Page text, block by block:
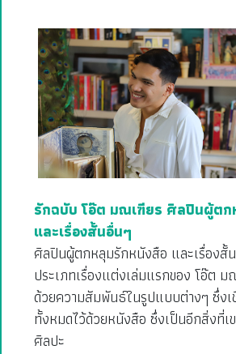
รักฉบับ โอ๊ต มณเฑียร ศิลปินผู้ต
และเรื่องสั้นอื่นๆ
ศิลปินผู้ตกหลุมรักหนังสือ และเรื่องสั้
ประเภทเรื่องแต่งเล่มแรกของ โอ๊ต
ด้วยความสัมพันธ์ในรูปแบบต่างๆ ซึ่งเ
ทั้งหมดไว้ด้วยหนังสือ ซึ่งเป็นอีกสิ่งที่เ
ศิลปะ